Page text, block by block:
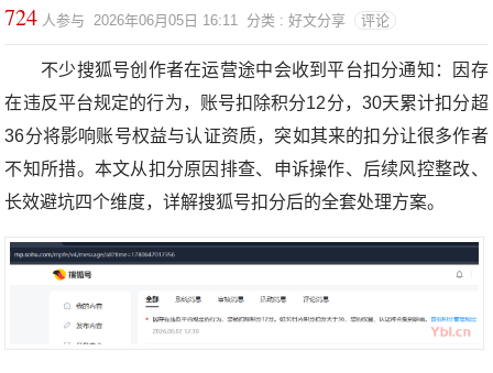
724 人参与 2026年06月05日 16:11 分类 : 好文分享 评论
不少搜狐号创作者在运营途中会收到平台扣分通知：因存
在违反平台规定的行为，账号扣除积分12分，30天累计扣分超
36分将影响账号权益与认证资质，突如其来的扣分让很多作者
不知所措。本文从扣分原因排查、申诉操作、后续风控整改、
长效避坑四个维度，详解搜狐号扣分后的全套处理方案。